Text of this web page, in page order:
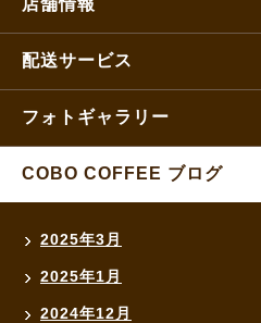
店舗情報
配送サービス
フォトギャラリー
COBO COFFEE ブログ
2025年3月
2025年1月
2024年12月